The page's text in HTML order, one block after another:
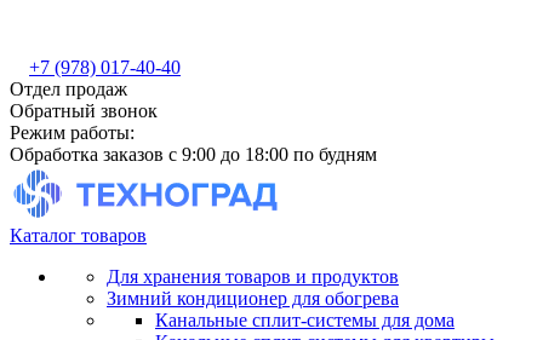
+7 (978) 017-40-40
Отдел продаж
Обратный звонок
Режим работы:
Обработка заказов с 9:00 до 18:00 по будням
Каталог товаров
Для хранения товаров и продуктов
Зимний кондиционер для обогрева
Канальные сплит-системы для дома